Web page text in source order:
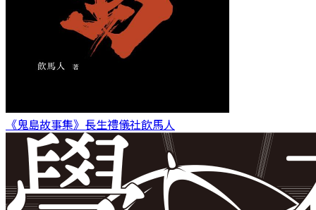
《鬼島故事集》長生禮儀社飲馬人